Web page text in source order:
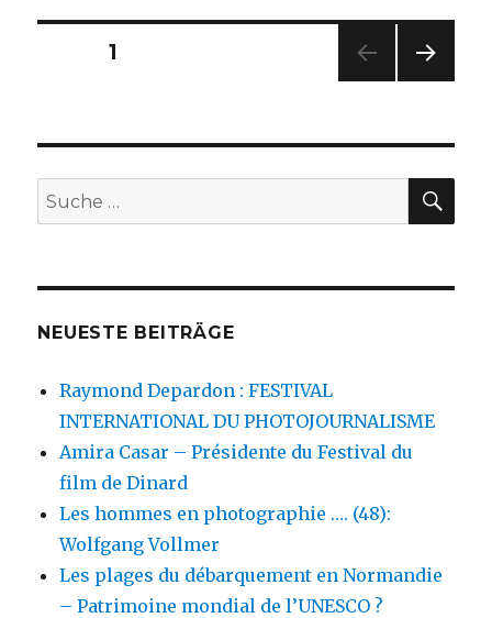
Seitennummerierung
Beiträge
SEITE1
E
Suche
nach:
NEUESTE BEITRÄGE
Raymond Depardon : FESTIVAL
INTERNATIONAL DU PHOTOJOURNALISME
Amira Casar – Présidente du Festival du
film de Dinard
Les hommes en photographie …. (48):
Wolfgang Vollmer
Les plages du débarquement en Normandie
– Patrimoine mondial de l’UNESCO ?